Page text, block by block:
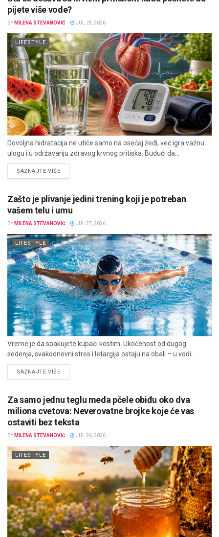
pijete više vode?
BY MILENA STEVANOVIĆ JUL 28, 2026
LIFESTYLE
Dovoljna hidratacija ne utiče samo na osećaj žeđi, već igra važnu
ulogu i u održavanju zdravog krvnog pritiska. Budući da...
SAZNAJTE VIŠEDETAILS
Zašto je plivanje jedini trening koji je potreban
vašem telu i umu
BY MILENA STEVANOVIĆ JUL 27, 2026
LIFESTYLE
Vreme je da spakujete kupaći kostim. Ukočenost od dugog
sedenja, svakodnevni stres i letargija ostaju na obali – u vodi...
SAZNAJTE VIŠEDETAILS
Za samo jednu teglu meda pčele obiđu oko dva
miliona cvetova: Neverovatne brojke koje će vas
ostaviti bez teksta
BY MILENA STEVANOVIĆ JUL 26, 2026
LIFESTYLE